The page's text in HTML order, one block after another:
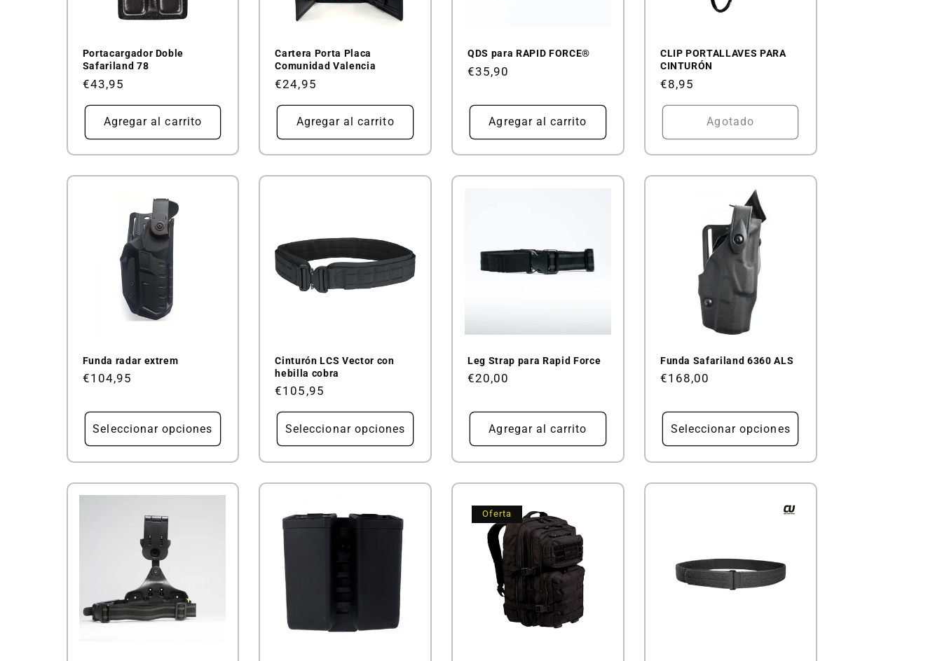
Portacargador Doble
Safariland 78
Precio
€43,95
Agregar al carrito
Cartera Porta Placa
Comunidad Valencia
Precio
€24,95
Agregar al carrito
QDS para RAPID FORCE®
Precio
€35,90
Agregar al carrito
CLIP PORTALLAVES PARA
CINTURÓN
Precio
€8,95
Agotado
Funda radar extrem
Precio
€104,95
Seleccionar opciones
Cinturón LCS Vector con
hebilla cobra
Precio
€105,95
Seleccionar opciones
Leg Strap para Rapid Force
Precio
€20,00
Agregar al carrito
Funda Safariland 6360 ALS
Precio
€168,00
Seleccionar opciones
Oferta